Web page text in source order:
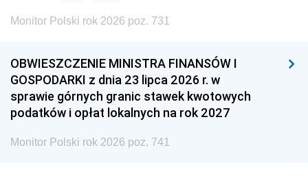
Monitor Polski rok 2026 poz. 731
OBWIESZCZENIE MINISTRA FINANSÓW I
GOSPODARKI z dnia 23 lipca 2026 r. w
sprawie górnych granic stawek kwotowych
podatków i opłat lokalnych na rok 2027
Monitor Polski rok 2026 poz. 741